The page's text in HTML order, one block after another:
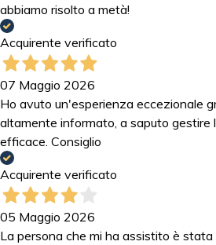
abbiamo risolto a metà!
Acquirente verificato
07 Maggio 2026
Ho avuto un'esperienza eccezionale
altamente informato, a saputo gestire
efficace. Consiglio
Acquirente verificato
05 Maggio 2026
La persona che mi ha assistito è